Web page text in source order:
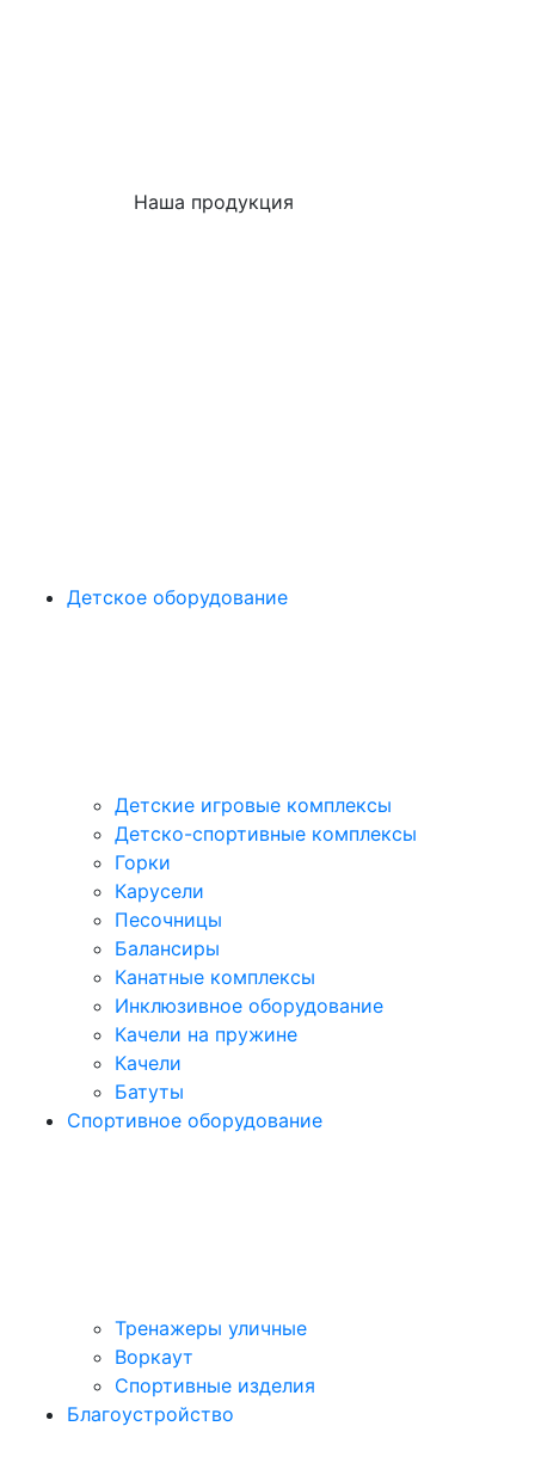
Наша продукция
Детское оборудование
Детские игровые комплексы
Детско-спортивные комплексы
Горки
Карусели
Песочницы
Балансиры
Канатные комплексы
Инклюзивное оборудование
Качели на пружине
Качели
Батуты
Спортивное оборудование
Тренажеры уличные
Воркаут
Спортивные изделия
Благоустройство